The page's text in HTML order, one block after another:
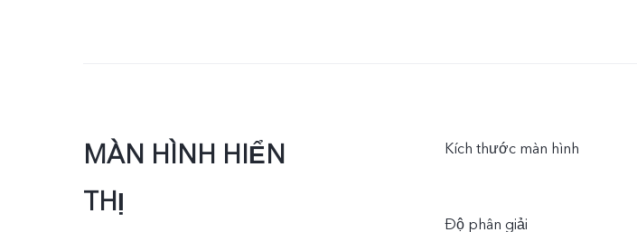
MÀN HÌNH HIỂN
THỊ
Kích thước màn hình
Độ phân giải